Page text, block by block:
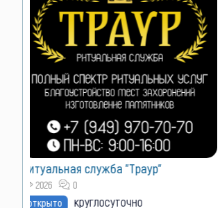
VIP размещение
Лучшие позиции для Вашего объявления
Как сюда попасть?